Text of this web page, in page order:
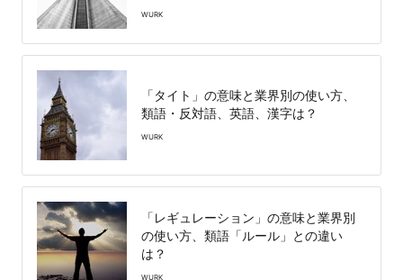
WURK
「タイト」の意味と業界別の使い方、
類語・反対語、英語、漢字は？
WURK
「レギュレーション」の意味と業界別
の使い方、類語「ルール」との違い
は？
WURK